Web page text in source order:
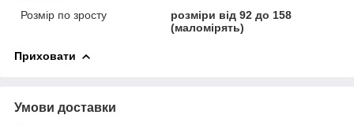
Розмір по зросту
розміри від 92 до 158
(маломірять)
Приховати
Умови доставки